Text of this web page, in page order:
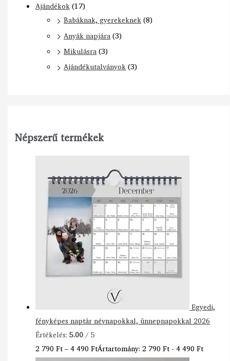
Ajándékok(17)
Babáknak, gyerekeknek(8)
Anyák napjára(3)
Mikulásra(3)
Ajándékutalványok(3)
Népszerű termékek
Egyedi,
fényképes naptár névnapokkal, ünnepnapokkal 2026
Értékelés:5.00/ 5
2 790Ft–4 490FtÁrtartomány: 2 790 Ft - 4 490 Ft